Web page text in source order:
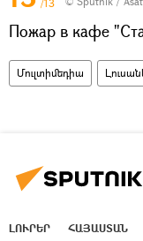
/13
Пожар в кафе
Մուլտիմեդիա
ԼՈՒՐԵՐ ՀԱՅԱՍՏԱՆ